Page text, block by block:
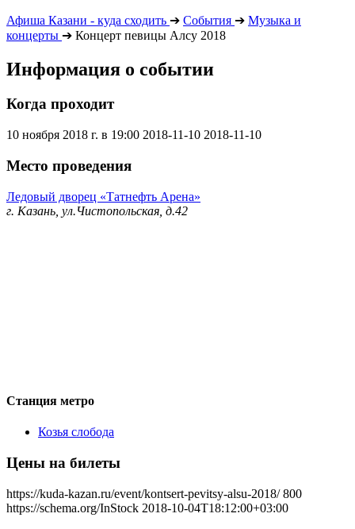
Афиша Казани - куда сходить ➔ События ➔ Музыка и
концерты ➔ Концерт певицы Алсу 2018
Информация о событии
Когда проходит
10 ноября 2018 г. в 19:00 2018-11-10 2018-11-10
Место проведения
Ледовый дворец «Татнефть Арена»
г. Казань, ул.Чистопольская, д.42
Станция метро
Козья слобода
Цены на билеты
https://kuda-kazan.ru/event/kontsert-pevitsy-alsu-2018/ 800
https://schema.org/InStock 2018-10-04T18:12:00+03:00